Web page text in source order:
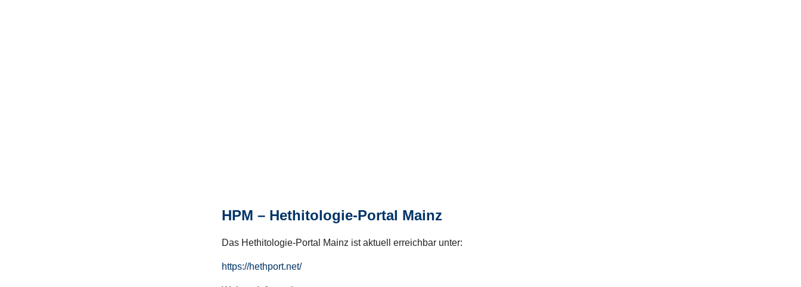
HPM – Hethitologie-Portal Mainz
Das Hethitologie-Portal Mainz ist aktuell erreichbar unter:
https://hethport.net/